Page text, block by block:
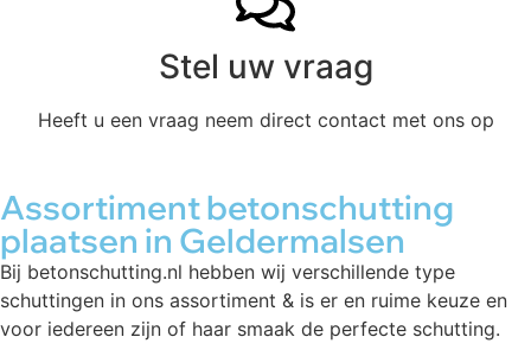
Stel uw vraag
Heeft u een vraag neem direct contact met ons op
Assortiment betonschutting
plaatsen in Geldermalsen
Bij betonschutting.nl hebben wij verschillende type
schuttingen in ons assortiment & is er en ruime keuze en
voor iedereen zijn of haar smaak de perfecte schutting.